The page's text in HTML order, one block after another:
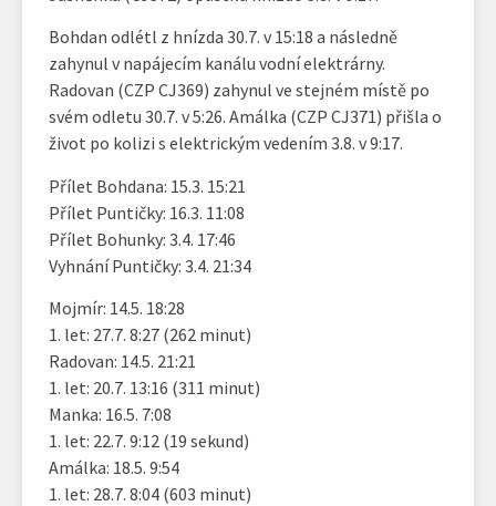
Bohdan odlétl z hnízda 30.7. v 15:18 a následně
zahynul v napájecím kanálu vodní elektrárny.
Radovan (CZP CJ369) zahynul ve stejném místě po
svém odletu 30.7. v 5:26. Amálka (CZP CJ371) přišla o
život po kolizi s elektrickým vedením 3.8. v 9:17.
Přílet Bohdana: 15.3. 15:21
Přílet Puntičky: 16.3. 11:08
Přílet Bohunky: 3.4. 17:46
Vyhnání Puntičky: 3.4. 21:34
Mojmír: 14.5. 18:28
1. let: 27.7. 8:27 (262 minut)
Radovan: 14.5. 21:21
1. let: 20.7. 13:16 (311 minut)
Manka: 16.5. 7:08
1. let: 22.7. 9:12 (19 sekund)
Amálka: 18.5. 9:54
1. let: 28.7. 8:04 (603 minut)